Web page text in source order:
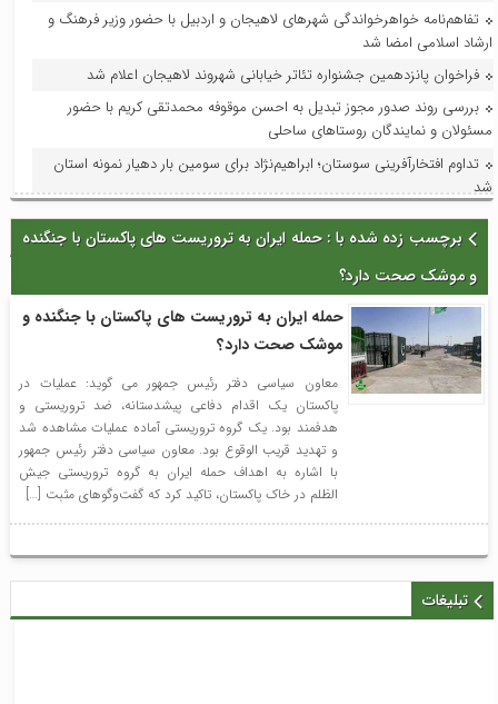
تفاهم‌نامه خواهرخواندگی شهرهای لاهیجان و اردبیل با حضور وزیر فرهنگ و
ارشاد اسلامی امضا شد
فراخوان پانزدهمین جشنواره تئاتر خیابانی شهروند لاهیجان اعلام شد
بررسی روند صدور مجوز تبدیل به احسن موقوفه محمدتقی کریم با حضور
مسئولان و نمایندگان روستاهای ساحلی
تداوم افتخارآفرینی سوستان؛ ابراهیم‌نژاد برای سومین بار دهیار نمونه استان
شد
فرماندار لاهیجان در جلسه هماهنگی جشنواره رسانه‌ای چای:جشنواره رسانه‌ای
چای، فرصتی برای تقویت برند لاهیجان و فرهنگ مصرف چای ایرانی است
استاندار گیلان؛ گیلان می‌تواند قطب ملی اردوها و مسابقات ورزش کارگری
شود
با حضور مدیر امور عمرانی، زیربنایی و محیط زیست دبیرخانه شورای‌عالی
مناطق آزاد و ویژه اقتصادی؛ آخرین وضعیت پروژه‌های عمرانی منطقه آزاد انزلی
بررسی شد
در راستای ظرفیت‌سازی و توسعه: فاز اول افزایش ظرفیت پست لاهیجان۲ به
بهره‌برداری و در مدار قرار گرفت
با حضور معاون امور هنری وزارت فرهنگ و ارشاد اسلامی؛جلسه شورای
سیاستگذاری جشنواره تئاتر خیابانی شهروند لاهیجان برگزار شد
برچسب زده شده با : حمله ایران به تروریست های پاکستان با جنگنده
و موشک صحت دارد؟
حمله ایران به تروریست های پاکستان با جنگنده و
موشک صحت دارد؟
معاون سیاسی دفتر رئیس جمهور می گوید: عملیات در
پاکستان یک اقدام دفاعی پیشدستانه، ضد تروریستی و
هدفمند بود. یک گروه تروریستی آماده عملیات مشاهده شد
و تهدید قریب الوقوع بود. معاون سیاسی دفتر رئیس جمهور
با اشاره به اهداف حمله ایران به گروه تروریستی جیش
الظلم در خاک پاکستان، تاکید کرد که گفت‌وگوهای مثبت […]
تبلیغات